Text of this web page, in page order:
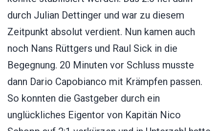
durch Julian Dettinger und war zu diesem
Zeitpunkt absolut verdient. Nun kamen auch
noch Nans Rüttgers und Raul Sick in die
Begegnung. 20 Minuten vor Schluss musste
dann Dario Capobianco mit Krämpfen passen.
So konnten die Gastgeber durch ein
unglückliches Eigentor von Kapitän Nico